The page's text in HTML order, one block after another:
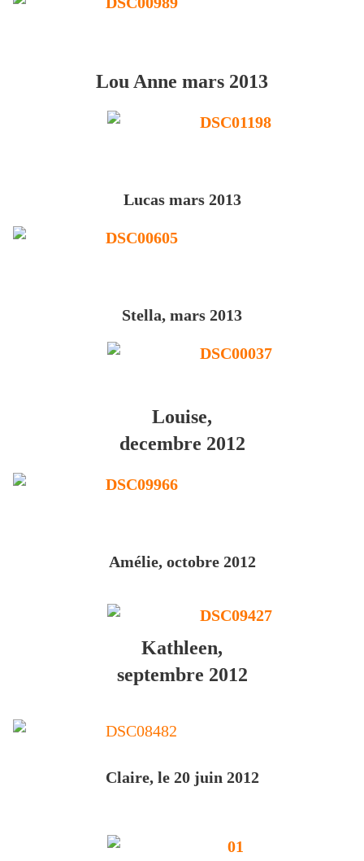
Lou Anne mars 2013
Lucas mars 2013
Stella, mars 2013
Louise,
decembre 2012
Amélie, octobre 2012
Kathleen,
septembre 2012
Claire, le 20 juin 2012